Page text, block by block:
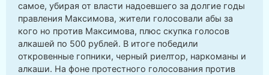
самое, убирая от власти надоевшего за долгие годы
правления Максимова, жители голосовали абы за
кого но против Максимова, плюс скупка голосов
алкашей по 500 рублей. В итоге победили
откровенные гопники, черный риелтор, наркоманы и
алкаши. На фоне протестного голосования против